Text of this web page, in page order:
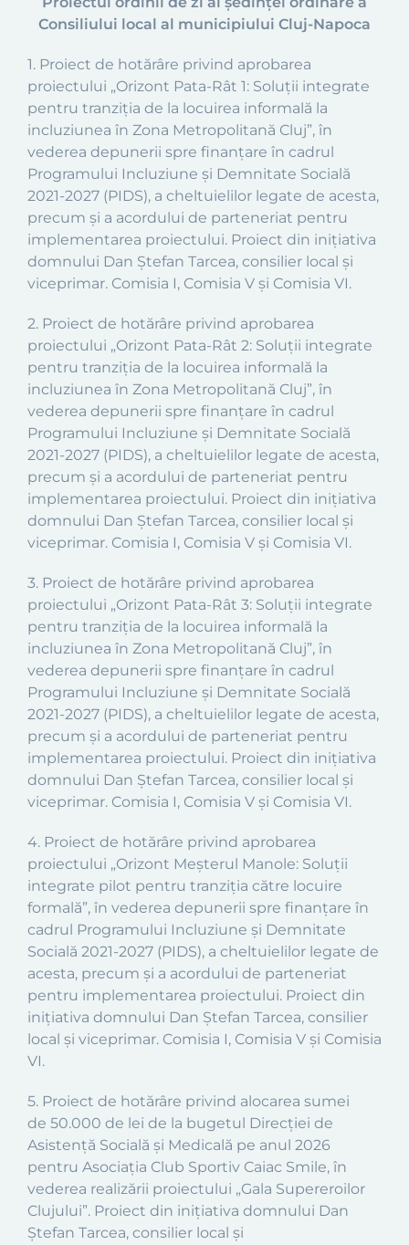
Consiliului local al municipiului Cluj-Napoca
1. Proiect de hotărâre privind aprobarea
proiectului „Orizont Pata-Rât 1: Soluții integrate
pentru tranziția de la locuirea informală la
incluziunea în Zona Metropolitană Cluj”, în
vederea depunerii spre finanțare în cadrul
Programului Incluziune și Demnitate Socială
2021-2027 (PIDS), a cheltuielilor legate de acesta,
precum și a acordului de parteneriat pentru
implementarea proiectului. Proiect din inițiativa
domnului Dan Ștefan Tarcea, consilier local și
viceprimar. Comisia I, Comisia V și Comisia VI.
2. Proiect de hotărâre privind aprobarea
proiectului „Orizont Pata-Rât 2: Soluții integrate
pentru tranziția de la locuirea informală la
incluziunea în Zona Metropolitană Cluj”, în
vederea depunerii spre finanțare în cadrul
Programului Incluziune și Demnitate Socială
2021-2027 (PIDS), a cheltuielilor legate de acesta,
precum și a acordului de parteneriat pentru
implementarea proiectului. Proiect din inițiativa
domnului Dan Ștefan Tarcea, consilier local și
viceprimar. Comisia I, Comisia V și Comisia VI.
3. Proiect de hotărâre privind aprobarea
proiectului „Orizont Pata-Rât 3: Soluții integrate
pentru tranziția de la locuirea informală la
incluziunea în Zona Metropolitană Cluj”, în
vederea depunerii spre finanțare în cadrul
Programului Incluziune și Demnitate Socială
2021-2027 (PIDS), a cheltuielilor legate de acesta,
precum și a acordului de parteneriat pentru
implementarea proiectului. Proiect din inițiativa
domnului Dan Ștefan Tarcea, consilier local și
viceprimar. Comisia I, Comisia V și Comisia VI.
4. Proiect de hotărâre privind aprobarea
proiectului „Orizont Meșterul Manole: Soluții
integrate pilot pentru tranziția către locuire
formală”, în vederea depunerii spre finanțare în
cadrul Programului Incluziune și Demnitate
Socială 2021-2027 (PIDS), a cheltuielilor legate de
acesta, precum și a acordului de parteneriat
pentru implementarea proiectului. Proiect din
inițiativa domnului Dan Ștefan Tarcea, consilier
local și viceprimar. Comisia I, Comisia V și Comisia
VI.
5. Proiect de hotărâre privind alocarea sumei
de 50.000 de lei de la bugetul Direcției de
Asistență Socială și Medicală pe anul 2026
pentru Asociația Club Sportiv Caiac Smile, în
vederea realizării proiectului „Gala Supereroilor
Clujului”. Proiect din inițiativa domnului Dan
Ștefan Tarcea, consilier local și